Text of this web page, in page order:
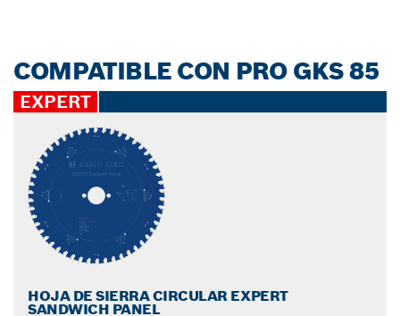
COMPATIBLE CON PRO GKS 85
EXPERT
HOJA DE SIERRA CIRCULAR EXPERT
SANDWICH PANEL